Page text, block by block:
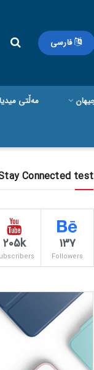
فارسی
مەڵتی میدیا
Connected test
137
Followers
205k